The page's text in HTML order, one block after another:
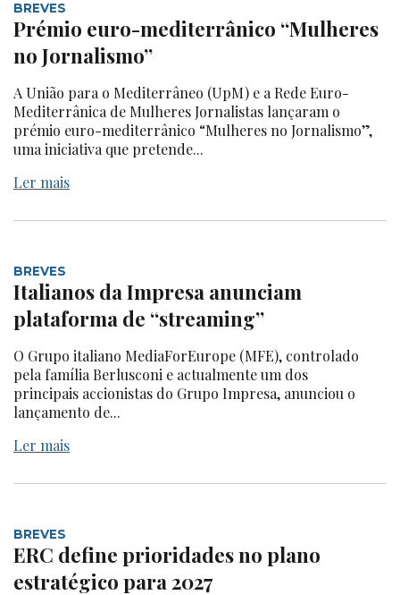
BREVES
Prémio euro-mediterrânico “Mulheres
no Jornalismo”
A União para o Mediterrâneo (UpM) e a Rede Euro-
Mediterrânica de Mulheres Jornalistas lançaram o
prémio euro-mediterrânico “Mulheres no Jornalismo”,
uma iniciativa que pretende...
Ler mais
BREVES
Italianos da Impresa anunciam
plataforma de “streaming”
O Grupo italiano MediaForEurope (MFE), controlado
pela família Berlusconi e actualmente um dos
principais accionistas do Grupo Impresa, anunciou o
lançamento de...
Ler mais
BREVES
ERC define prioridades no plano
estratégico para 2027